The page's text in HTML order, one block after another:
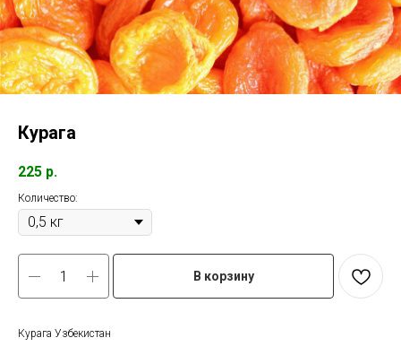
Курага
225 р.
Количество:
В корзину
Курага Узбекистан